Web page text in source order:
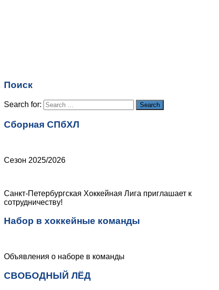
Поиск
Search for: Search
Сборная СПбХЛ
Сезон 2025/2026
Санкт-Петербургская Хоккейная Лига приглашает к
сотрудничеству!
Набор в хоккейные команды
Объявления о наборе в команды
СВОБОДНЫЙ ЛЁД